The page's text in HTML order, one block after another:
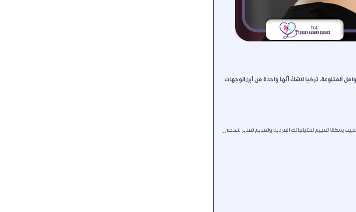
فرد والعوامل المتنوعة، تركيا لاشكّ أنّها واحدة من أبرز الوجهات
حيث يمكننا تقييم احتياجاتك الفردية وتقديم تقدير شخصي